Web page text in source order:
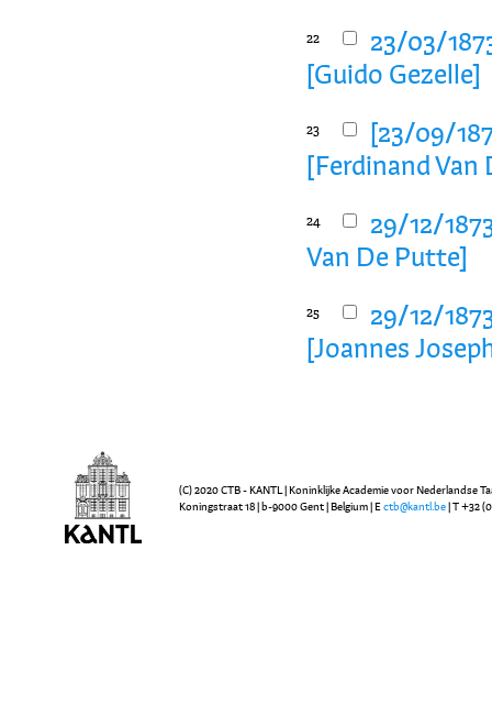
22
23/03/
[Guido Gezelle]
23
[23/09/
[Ferdinand
24
29/12/
Van De Putte]
25
29/12/
[Joannes
(C) 2020 CTB - KANTL | Koninklijke Academie voor Nederlandse
Koningstraat 18 | b-9000 Gent | Belgium | E ctb@kantl.be | T +32